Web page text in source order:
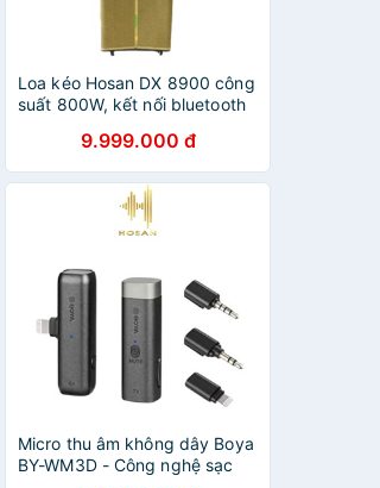
Loa kéo Hosan DX 8900 công
suất 800W, kết nối bluetooth
9.999.000 đ
Micro thu âm không dây Boya
BY-WM3D - Công nghệ sạc